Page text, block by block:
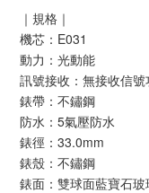
｜規格｜
機芯：E031
動力：光動能
訊號接收：無接收信號
錶帶：不鏽鋼
防水：5氣壓防水
錶徑：33.0mm
錶殼：不鏽鋼
錶面：雙球面藍寶石